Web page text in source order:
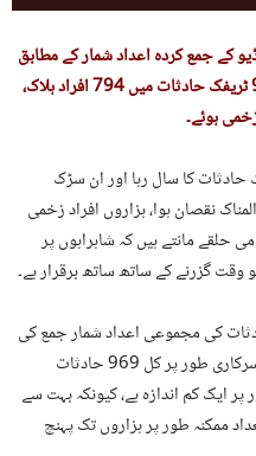
کے جمع کردہ اعداد شمار کے مطابق
سال 2023 میں بلوچستان بھر میں 969 ٹریفک حادثات میں 794 افراد ہلاک،
سڑک حادثات کا سال رہا اور ان سڑک
نقصان ہوا، ہزاروں افراد زخمی
حلقے مانتے ہیں کہ شاہراہوں پر
گزرنے کے ساتھ ساتھ برقرار ہے۔
کی مجموعی اعداد شمار جمع کی
ہے جسے اپنے قارئین کے لئے پیش کررہا ہے۔ سرکاری طور پر کل 969 حادثات
پر ایک کم اندازہ ہے، کیونکہ بہت سے
ممکنہ طور پر ہزاروں تک پہنچ